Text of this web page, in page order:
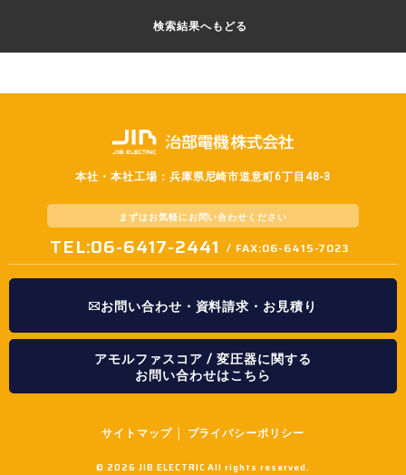
検索結果へもどる
本社・本社工場：兵庫県尼崎市道意町6丁目48-3
まずはお気軽にお問い合わせください
TEL:06-6417-2441 / FAX:06-6415-7023
お問い合わせ・資料請求・お見積り
アモルファスコア / 変圧器に関する
お問い合わせはこちら
サイトマップ│ プライバシーポリシー
© 2026 JIB ELECTRIC All rights reserved.